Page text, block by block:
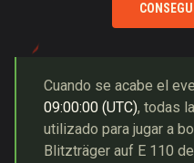
Cuando se acabe el
09:00:00 (UTC), todas
utilizado para jugar a
Blitzträger auf E 110